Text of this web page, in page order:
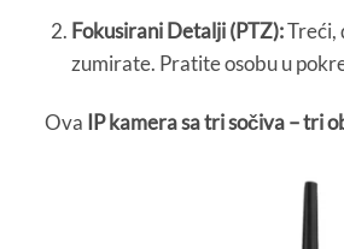
Fokusirani Detalji (PTZ):Treći,
zumirate. Pratite osobu u
Ova IP kamera sa tri sočiva – tri